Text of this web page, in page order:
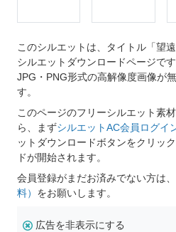
このシルエットは、タイトル「望
シルエットダウンロードページで
JPG・PNG形式の高解像度画像が
す。
このページのフリーシルエット素
ら、まずシルエットAC会員ログイ
ットダウンロードボタンをクリッ
ドが開始されます。
会員登録がまだお済みでない方は、
料） をお願いします。
広告を非表示にする